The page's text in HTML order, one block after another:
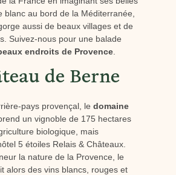
blanc au bord de la Méditerranée,
aussi de beaux villages et de
Suivez-nous pour une balade
endroits de Provence.
de Berne
pays provençal, le domaine
un vignoble de 175 hectares
biologique, mais
5 étoiles Relais & Châteaux.
la nature de la Provence, le
alors des vins blancs, rouges et